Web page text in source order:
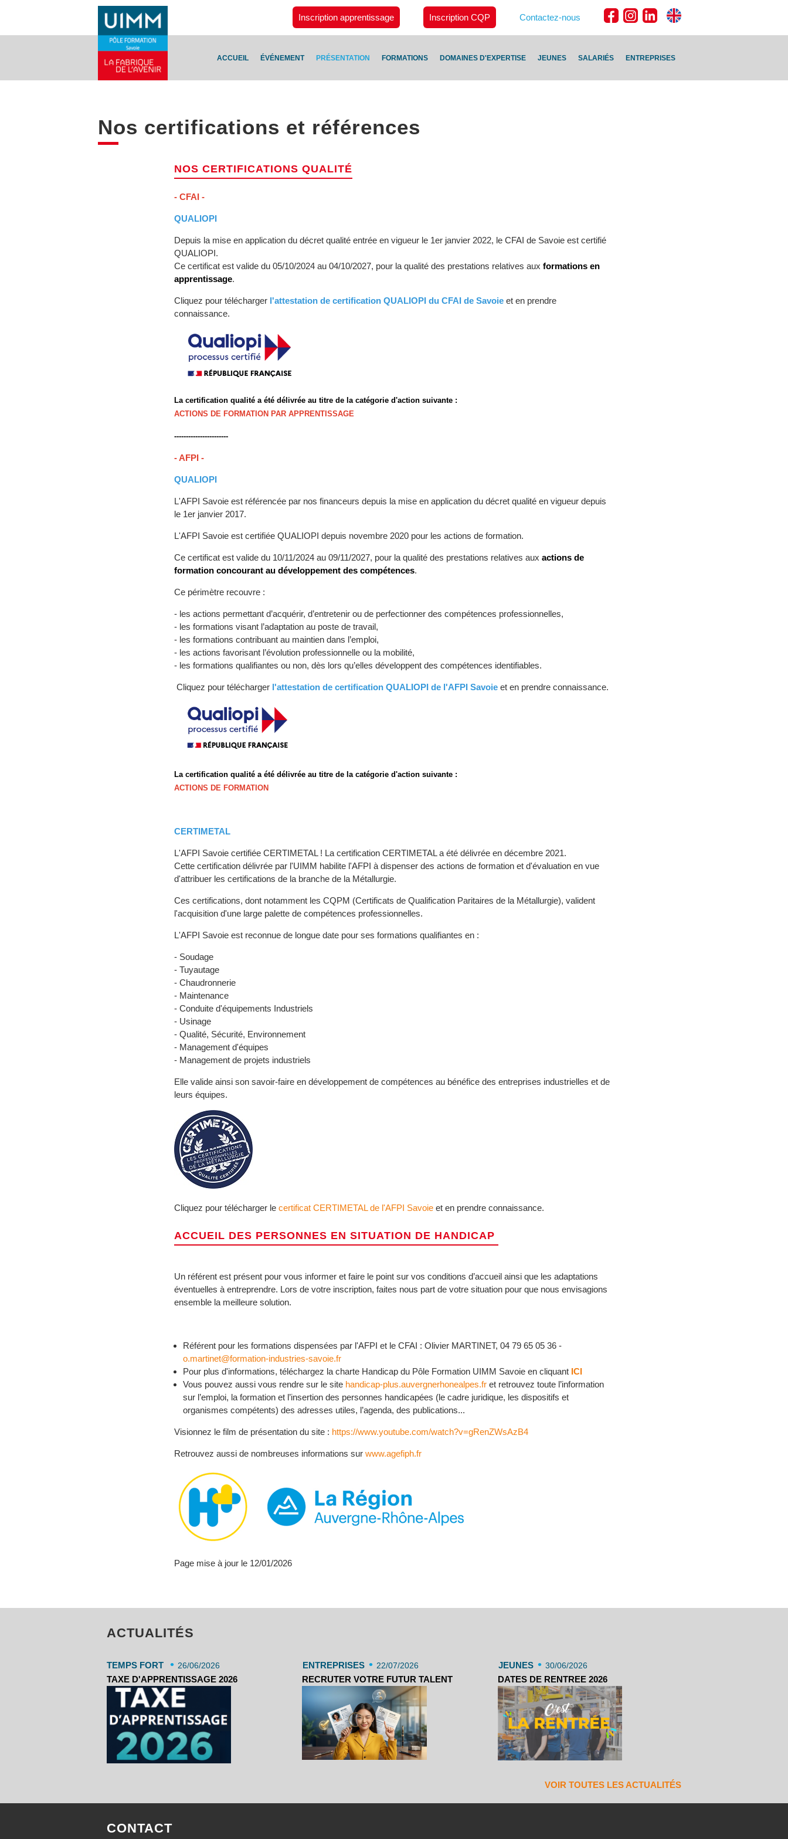
Inscription apprentissage Inscription CQP Contactez-nous
ACCUEIL ÉVÉNEMENT PRÉSENTATION FORMATIONS DOMAINES D'EXPERTISE JEUNES SALARIÉS ENTREPRISES
Nos certifications et références
NOS CERTIFICATIONS QUALITÉ
- CFAI -
QUALIOPI
Depuis la mise en application du décret qualité entrée en vigueur le 1er janvier 2022, le CFAI de Savoie est certifié
QUALIOPI.
Ce certificat est valide du 05/10/2024 au 04/10/2027, pour la qualité des prestations relatives aux formations en
apprentissage.
Cliquez pour télécharger l'attestation de certification QUALIOPI du CFAI de Savoie et en prendre
connaissance.
La certification qualité a été délivrée au titre de la catégorie d'action suivante :
ACTIONS DE FORMATION PAR APPRENTISSAGE
-----------------------
- AFPI -
QUALIOPI
L'AFPI Savoie est référencée par nos financeurs depuis la mise en application du décret qualité en vigueur depuis
le 1er janvier 2017.
L'AFPI Savoie est certifiée QUALIOPI depuis novembre 2020 pour les actions de formation.
Ce certificat est valide du 10/11/2024 au 09/11/2027, pour la qualité des prestations relatives aux actions de
formation concourant au développement des compétences.
Ce périmètre recouvre :
- les actions permettant d’acquérir, d’entretenir ou de perfectionner des compétences professionnelles,
- les formations visant l’adaptation au poste de travail,
- les formations contribuant au maintien dans l’emploi,
- les actions favorisant l’évolution professionnelle ou la mobilité,
- les formations qualifiantes ou non, dès lors qu’elles développent des compétences identifiables.
Cliquez pour télécharger l'attestation de certification QUALIOPI de l'AFPI Savoie et en prendre connaissance.
La certification qualité a été délivrée au titre de la catégorie d'action suivante :
ACTIONS DE FORMATION
CERTIMETAL
L'AFPI Savoie certifiée CERTIMETAL ! La certification CERTIMETAL a été délivrée en décembre 2021.
Cette certification délivrée par l'UIMM habilite l'AFPI à dispenser des actions de formation et d'évaluation en vue
d'attribuer les certifications de la branche de la Métallurgie.
Ces certifications, dont notamment les CQPM (Certificats de Qualification Paritaires de la Métallurgie), valident
l'acquisition d'une large palette de compétences professionnelles.
L'AFPI Savoie est reconnue de longue date pour ses formations qualifiantes en :
- Soudage
- Tuyautage
- Chaudronnerie
- Maintenance
- Conduite d'équipements Industriels
- Usinage
- Qualité, Sécurité, Environnement
- Management d'équipes
- Management de projets industriels
Elle valide ainsi son savoir-faire en développement de compétences au bénéfice des entreprises industrielles et de
leurs équipes.
Cliquez pour télécharger le certificat CERTIMETAL de l'AFPI Savoie et en prendre connaissance.
ACCUEIL DES PERSONNES EN SITUATION DE HANDICAP
Un référent est présent pour vous informer et faire le point sur vos conditions d’accueil ainsi que les adaptations
éventuelles à entreprendre. Lors de votre inscription, faites nous part de votre situation pour que nous envisagions
ensemble la meilleure solution.
Référent pour les formations dispensées par l'AFPI et le CFAI : Olivier MARTINET, 04 79 65 05 36 -
o.martinet@formation-industries-savoie.fr
Pour plus d'informations, téléchargez la charte Handicap du Pôle Formation UIMM Savoie en cliquant ICI
Vous pouvez aussi vous rendre sur le site handicap-plus.auvergnerhonealpes.fr et retrouvez toute l’information
sur l’emploi, la formation et l’insertion des personnes handicapées (le cadre juridique, les dispositifs et
organismes compétents) des adresses utiles, l’agenda, des publications...
Visionnez le film de présentation du site : https://www.youtube.com/watch?v=gRenZWsAzB4
Retrouvez aussi de nombreuses informations sur www.agefiph.fr
Page mise à jour le 12/01/2026
ACTUALITÉS
TEMPS FORT • 26/06/2026
TAXE D'APPRENTISSAGE 2026
ENTREPRISES • 22/07/2026
RECRUTER VOTRE FUTUR TALENT
JEUNES • 30/06/2026
DATES DE RENTREE 2026
VOIR TOUTES LES ACTUALITÉS
CONTACT